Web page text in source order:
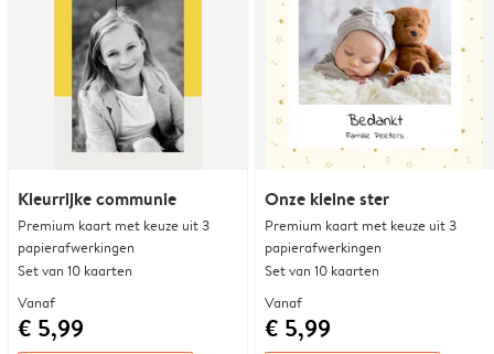
Kleurrijke communie
Premium kaart met keuze uit 3
papierafwerkingen
Set van 10 kaarten
Vanaf
€ 5,99
Onze kleine ster
Premium kaart met keuze uit 3
papierafwerkingen
Set van 10 kaarten
Vanaf
€ 5,99